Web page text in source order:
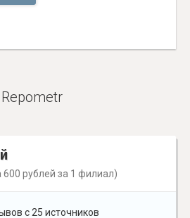
рублей за 1 филиал)
с 25 источников